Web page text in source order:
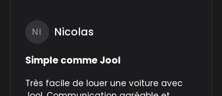
NI Nicolas
Simple comme Jool
Très facile de louer une voiture avec